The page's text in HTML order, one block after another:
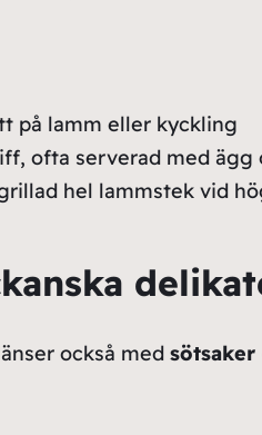
på lamm eller kyckling
ofta serverad med ägg
hel lammstek vid
också med